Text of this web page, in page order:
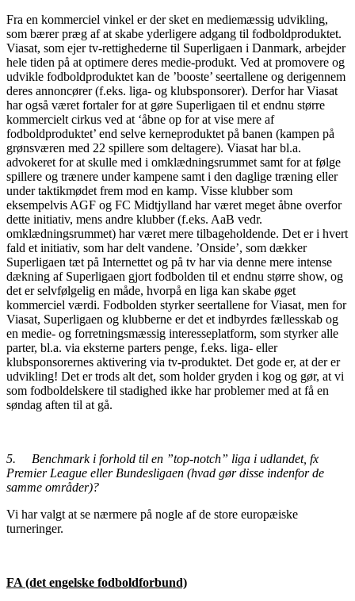
Fra en kommerciel vinkel er der sket en mediemæssig udvikling,
som bærer præg af at skabe yderligere adgang til fodboldproduktet.
Viasat, som ejer tv-rettighederne til Superligaen i Danmark, arbejder
hele tiden på at optimere deres medie-produkt. Ved at promovere og
udvikle fodboldproduktet kan de ’booste’ seertallene og derigennem
deres annoncører (f.eks. liga- og klubsponsorer). Derfor har Viasat
har også været fortaler for at gøre Superligaen til et endnu større
kommercielt cirkus ved at ‘åbne op for at vise mere af
fodboldproduktet’ end selve kerneproduktet på banen (kampen på
grønsværen med 22 spillere som deltagere). Viasat har bl.a.
advokeret for at skulle med i omklædningsrummet samt for at følge
spillere og trænere under kampene samt i den daglige træning eller
under taktikmødet frem mod en kamp. Visse klubber som
eksempelvis AGF og FC Midtjylland har været meget åbne overfor
dette initiativ, mens andre klubber (f.eks. AaB vedr.
omklædningsrummet) har været mere tilbageholdende. Det er i hvert
fald et initiativ, som har delt vandene. ’Onside’, som dækker
Superligaen tæt på Internettet og på tv har via denne mere intense
dækning af Superligaen gjort fodbolden til et endnu større show, og
det er selvfølgelig en måde, hvorpå en liga kan skabe øget
kommerciel værdi. Fodbolden styrker seertallene for Viasat, men for
Viasat, Superligaen og klubberne er det et indbyrdes fællesskab og
en medie- og forretningsmæssig interesseplatform, som styrker alle
parter, bl.a. via eksterne parters penge, f.eks. liga- eller
klubsponsorernes aktivering via tv-produktet. Det gode er, at der er
udvikling! Det er trods alt det, som holder gryden i kog og gør, at vi
som fodboldelskere til stadighed ikke har problemer med at få en
søndag aften til at gå.
5. Benchmark i forhold til en ”top-notch” liga i udlandet, fx
Premier League eller Bundesligaen (hvad gør disse indenfor de
samme områder)?
Vi har valgt at se nærmere på nogle af de store europæiske
turneringer.
FA (det engelske fodboldforbund)